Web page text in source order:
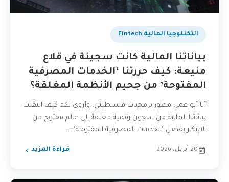
التكنلوجيا المالية Fintech
بياناتنا المالية كانت سجينة في قلاع
منيعة: كيف حررتنا ‘الخدمات المصرفية
المفتوحة’ من جحيم الأنظمة المغلقة؟
أنا أبو عمر، مطور برمجيات فلسطيني، وأروي لكم كيف انتقلت
بياناتنا المالية من سجون رقمية مغلقة إلى عالم مفتوح من
الابتكار بفضل "الخدمات المصرفية المفتوحة"....
20 أبريل، 2026 قراءة المزيد